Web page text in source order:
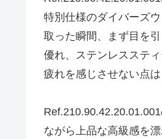
特別仕様のダイバーズ
取った瞬間、まず目を
優れ、ステンレスステ
疲れを感じさせない点
ながら上品な高級感を